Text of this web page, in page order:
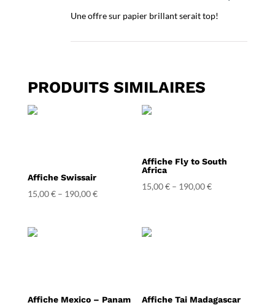
Une offre sur papier brillant serait top!
PRODUITS SIMILAIRES
Affiche Swissair
15,00€– 190,00€
Affiche Fly to South
Africa
15,00€ – 190,00€
Affiche Mexico – Panam Affiche Tai Madagascar